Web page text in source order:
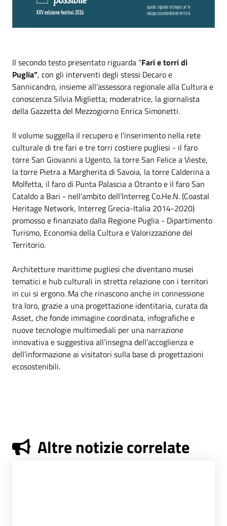
Il secondo testo presentato riguarda “Fari e torri di
Puglia”, con gli interventi degli stessi Decaro e
Sannicandro, insieme all’assessora regionale alla Cultura e
conoscenza Silvia Miglietta; moderatrice, la giornalista
della Gazzetta del Mezzogiorno Enrica Simonetti.
Il volume suggella il recupero e l’inserimento nella rete
culturale di tre fari e tre torri costiere pugliesi - il faro
torre San Giovanni a Ugento, la torre San Felice a Vieste,
la torre Pietra a Margherita di Savoia, la torre Calderina a
Molfetta, il faro di Punta Palascia a Otranto e il faro San
Cataldo a Bari - nell’ambito dell’Interreg Co.He.N. (Coastal
Heritage Network, Interreg Grecia-Italia 2014-2020)
promosso e finanziato dalla Regione Puglia - Dipartimento
Turismo, Economia della Cultura e Valorizzazione del
Territorio.
Architetture marittime pugliesi che diventano musei
tematici e hub culturali in stretta relazione con i territori
in cui si ergono. Ma che rinascono anche in connessione
tra loro, grazie a una progettazione identitaria, curata da
Asset, che fonde immagine coordinata, infografiche e
nuove tecnologie multimediali per una narrazione
innovativa e suggestiva all’insegna dell’accoglienza e
dell’informazione ai visitatori sulla base di progettazioni
ecosostenibili.
Altre notizie correlate